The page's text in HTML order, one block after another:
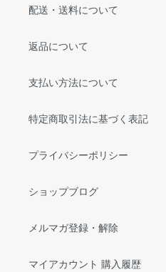
配送・送料について
返品について
支払い方法について
特定商取引法に基づく表記
プライバシーポリシー
ショップブログ
メルマガ登録・解除
マイアカウント 購入履歴